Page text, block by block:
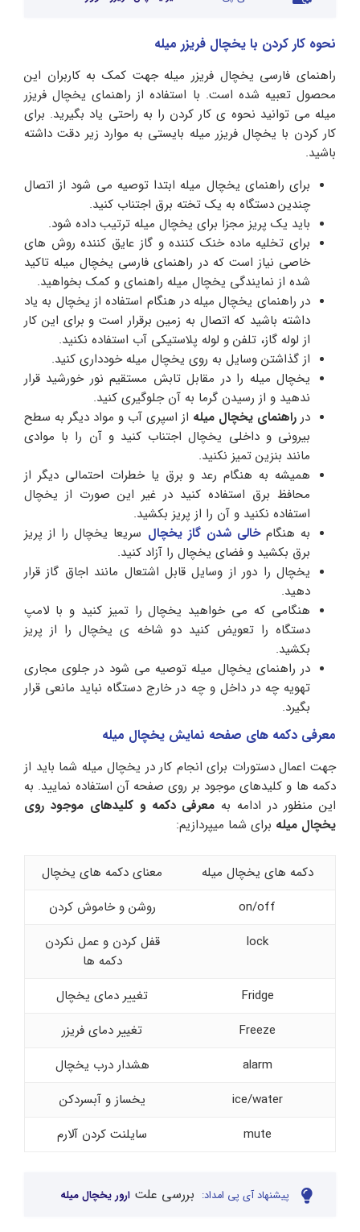
نحوه کار کردن با یخچال فریزر میله
راهنمای فارسی یخچال فریزر میله جهت کمک به کاربران این
محصول تعبیه شده است. با استفاده از راهنمای یخچال فریزر
میله می توانید نحوه ی کار کردن را به راحتی یاد بگیرید. برای
کار کردن با یخچال فریزر میله بایستی به موارد زیر دقت داشته
باشید.
برای راهنمای یخچال میله ابتدا توصیه می شود از اتصال
چندین دستگاه به یک تخته برق اجتناب کنید.
باید یک پریز مجزا برای یخچال میله ترتیب داده شود.
برای تخلیه ماده خنک کننده و گاز عایق کننده روش های
خاصی نیاز است که در راهنمای فارسی یخچال میله تاکید
شده از نمایندگی یخچال میله راهنمای و کمک بخواهید.
در راهنمای یخچال میله در هنگام استفاده از یخچال به یاد
داشته باشید که اتصال به زمین برقرار است و برای این کار
از لوله گاز، تلفن و لوله پلاستیکی آب استفاده نکنید.
از گذاشتن وسایل به روی یخچال میله خودداری کنید.
یخچال میله را در مقابل تابش مستقیم نور خورشید قرار
ندهید و از رسیدن گرما به آن جلوگیری کنید.
در راهنمای یخچال میله از اسپری آب و مواد دیگر به سطح
بیرونی و داخلی یخچال اجتناب کنید و آن را با موادی
مانند بنزین تمیز نکنید.
همیشه به هنگام رعد و برق یا خطرات احتمالی دیگر از
محافظ برق استفاده کنید در غیر این صورت از یخچال
استفاده نکنید و آن را از پریز بکشید.
به هنگامخالی شدن گاز یخچال سریعا یخچال را از پریز
برق بکشید و فضای یخچال را آزاد کنید.
یخچال را دور از وسایل قابل اشتعال مانند اجاق گاز قرار
دهید.
هنگامی که می خواهید یخچال را تمیز کنید و با لامپ
دستگاه را تعویض کنید دو شاخه ی یخچال را از پریز
بکشید.
در راهنمای یخچال میله توصیه می شود در جلوی مجاری
تهویه چه در داخل و چه در خارج دستگاه نباید مانعی قرار
بگیرد.
معرفی دکمه های صفحه نمایش یخچال میله
جهت اعمال دستورات برای انجام کار در یخچال میله شما باید از
دکمه ها و کلیدهای موجود بر روی صفحه آن استفاده نمایید. به
این منظور در ادامه به معرفی دکمه و کلیدهای موجود روی
یخچال میله برای شما میپردازیم:
دکمه های یخچال میله
معنای دکمه های یخچال
on/off
روشن و خاموش کردن
lock
قفل کردن و عمل نکردن
دکمه ها
Fridge
تغییر دمای یخچال
Freeze
تغییر دمای فریزر
alarm
هشدار درب یخچال
ice/water
یخساز و آبسردکن
mute
سایلنت کردن آلارم
پیشنهاد آی پی امداد: بررسی علت ارور یخچال میله